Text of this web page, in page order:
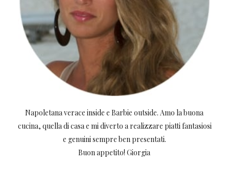
Napoletana verace inside e Barbie outside. Amo la buona
cucina, quella di casa e mi diverto a realizzare piatti fantasiosi
e genuini sempre ben presentati.
Buon appetito! Giorgia